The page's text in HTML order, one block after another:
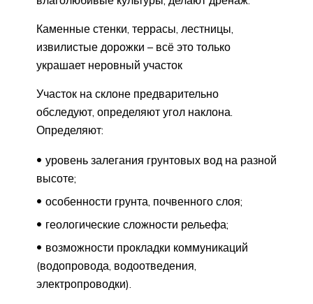
Каменные стенки, террасы, лестницы,
извилистые дорожки – всё это только
украшает неровный участок
Участок на склоне предварительно
обследуют, определяют угол наклона.
Определяют:
уровень залегания грунтовых вод на разной
высоте;
особенности грунта, почвенного слоя;
геологические сложности рельефа;
возможности прокладки коммуникаций
(водопровода, водоотведения,
электропроводки).